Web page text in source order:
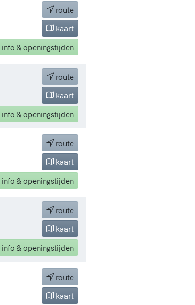
route
kaart
info & openingstijden
route
kaart
info & openingstijden
route
kaart
info & openingstijden
route
kaart
info & openingstijden
route
kaart